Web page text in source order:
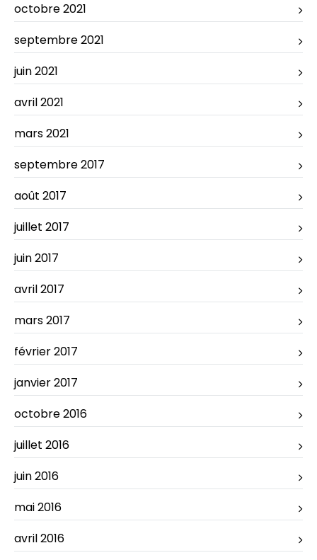
octobre 2021
septembre 2021
juin 2021
avril 2021
mars 2021
septembre 2017
août 2017
juillet 2017
juin 2017
avril 2017
mars 2017
février 2017
janvier 2017
octobre 2016
juillet 2016
juin 2016
mai 2016
avril 2016